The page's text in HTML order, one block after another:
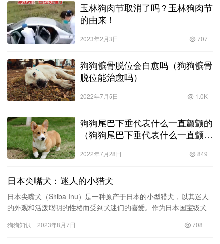
玉林狗肉节取消了吗？玉林狗肉节
的由来！
2023年2月3日 707
狗狗髌骨脱位会自愈吗（狗狗髌骨
脱位能治愈吗）
2022年7月5日 1.0K
狗狗尾巴下垂代表什么一直颤颤的
（狗狗尾巴下垂代表什么一直颤颤
2022年7月28日 849
日本尖嘴犬：迷人的小猎犬
日本尖嘴犬（Shiba Inu）是一种原产于日本的小型猎犬，以其迷人
的外观和活泼聪明的性格而受到犬迷们的喜爱。作为日本国宝级犬
狗狗知识 2023年8月7日 708